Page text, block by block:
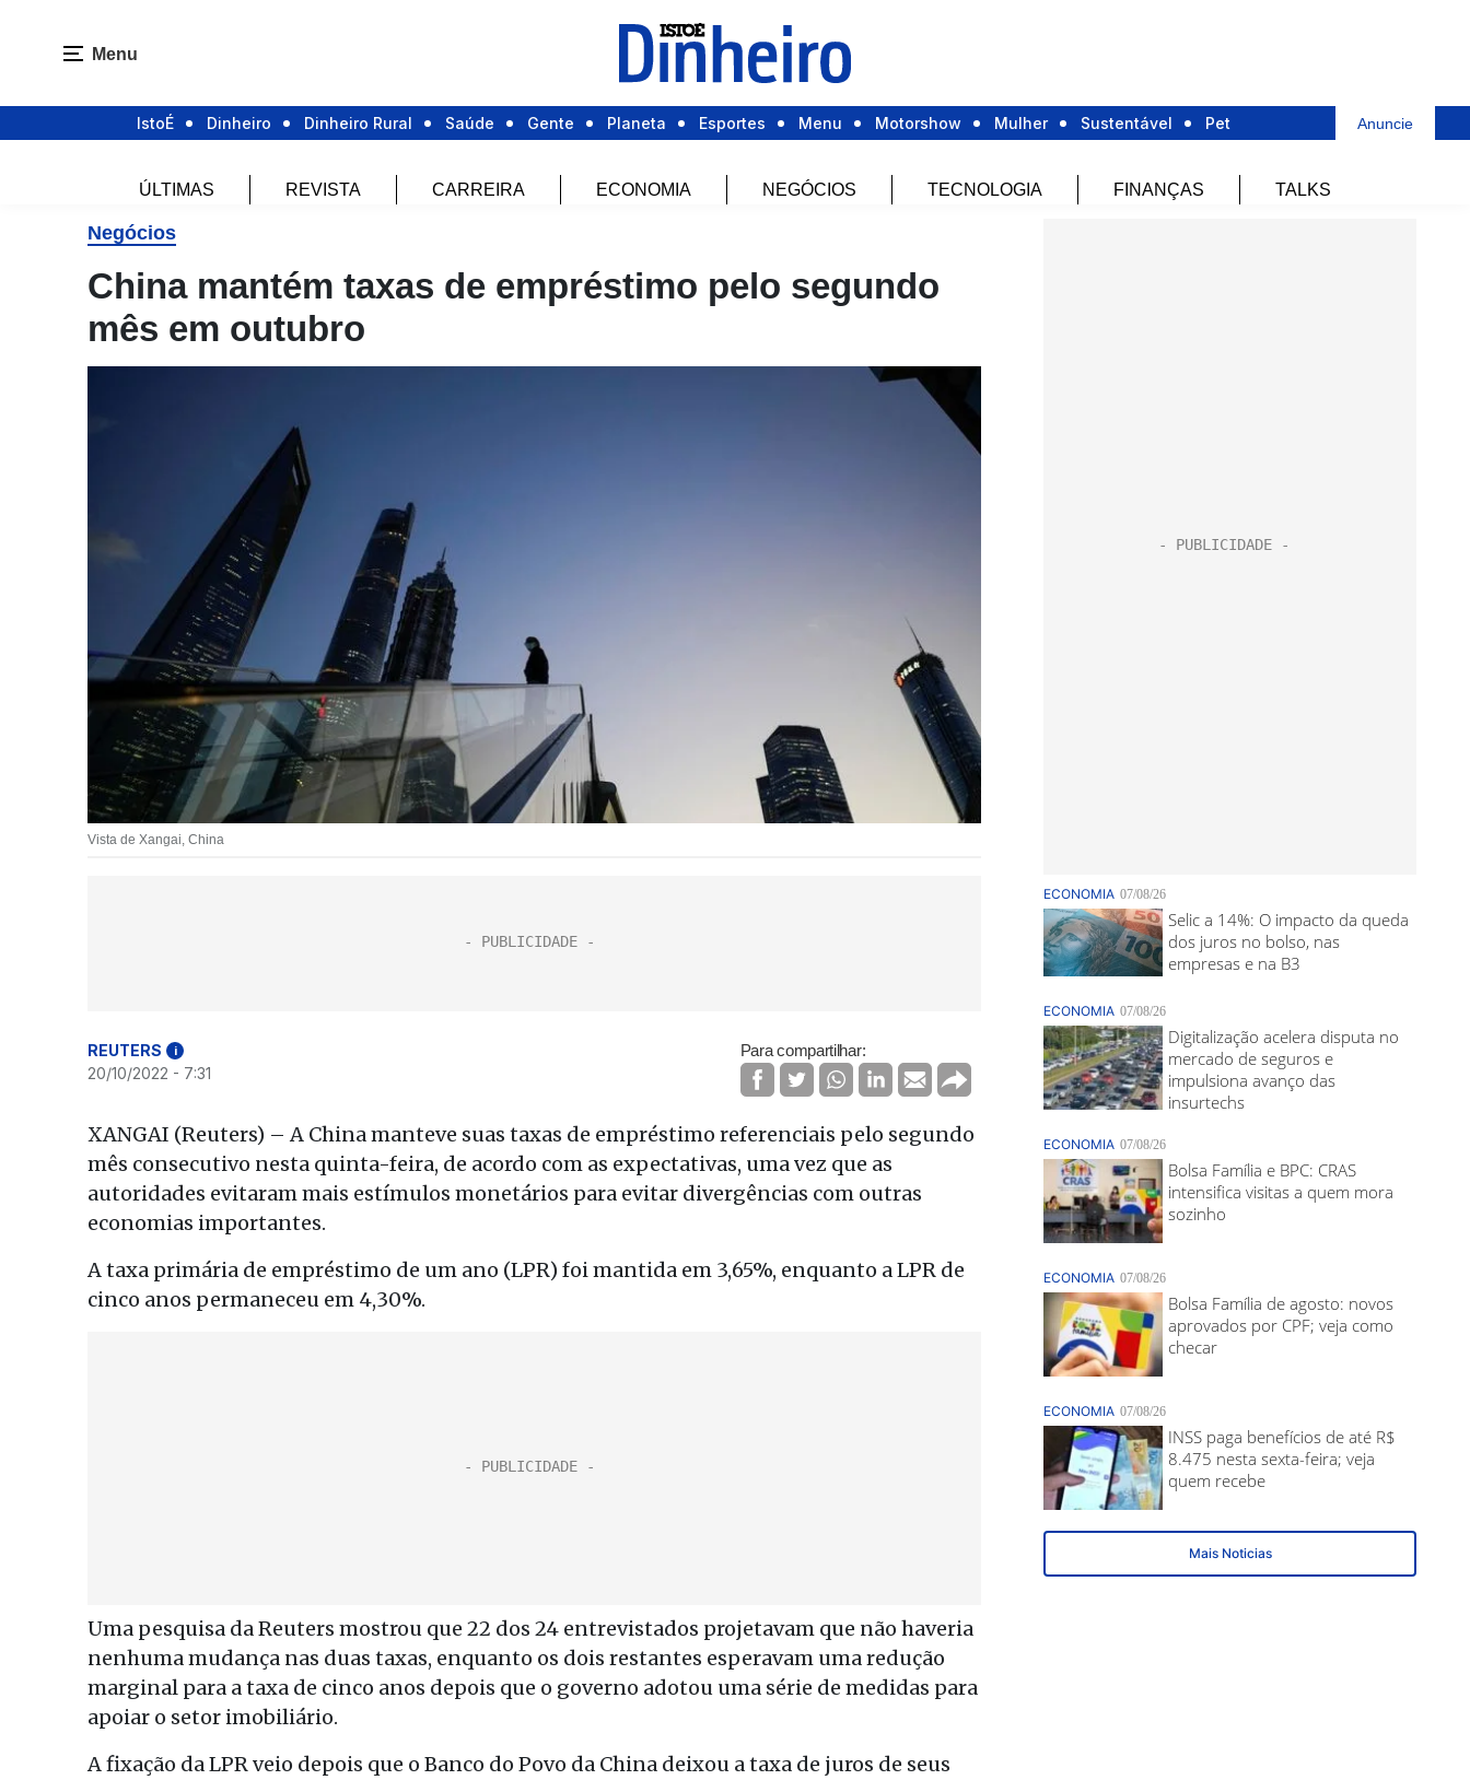
Menu
IstoÉ Dinheiro Dinheiro Rural Saúde Gente Planeta Esportes Menu Motorshow Mulher Sustentável Pet Anuncie
ÚLTIMAS REVISTA CARREIRA ECONOMIA NEGÓCIOS TECNOLOGIA FINANÇAS TALKS
Negócios
China mantém taxas de empréstimo pelo segundo
mês em outubro
Vista de Xangai, China
REUTERS i
20/10/2022 - 7:31
Para compartilhar:
XANGAI (Reuters) – A China manteve suas taxas de empréstimo referenciais pelo segundo
mês consecutivo nesta quinta-feira, de acordo com as expectativas, uma vez que as
autoridades evitaram mais estímulos monetários para evitar divergências com outras
economias importantes.
A taxa primária de empréstimo de um ano (LPR) foi mantida em 3,65%, enquanto a LPR de
cinco anos permaneceu em 4,30%.
Uma pesquisa da Reuters mostrou que 22 dos 24 entrevistados projetavam que não haveria
nenhuma mudança nas duas taxas, enquanto os dois restantes esperavam uma redução
marginal para a taxa de cinco anos depois que o governo adotou uma série de medidas para
apoiar o setor imobiliário.
A fixação da LPR veio depois que o Banco do Povo da China deixou a taxa de juros de seus